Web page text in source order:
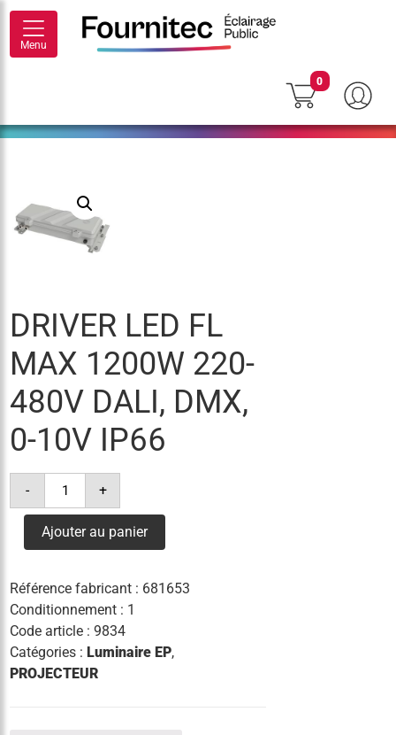
Menu
0
DRIVER LED FL
MAX 1200W 220-
480V DALI, DMX,
0-10V IP66
-
quantité
driver
fl
max
480v
dali,
dmx,
0-
10v
ip66
+
Ajouter au panier
Référence fabricant : 681653
Conditionnement : 1
Code article :9834
Catégories :Luminaire EP,
PROJECTEUR